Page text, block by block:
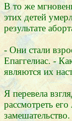
В то же
этих детей
результате
- Они стали
Епаггелиас. -
являются их
Я перевела
рассмотреть
замешательство.